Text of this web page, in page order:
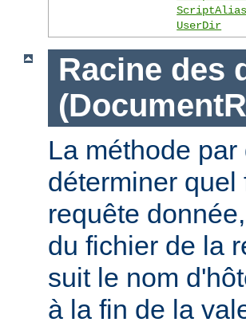
UserDir
Racine des
La méthode
déterminer
requête
du fichier de la
suit le nom
à la fin de la